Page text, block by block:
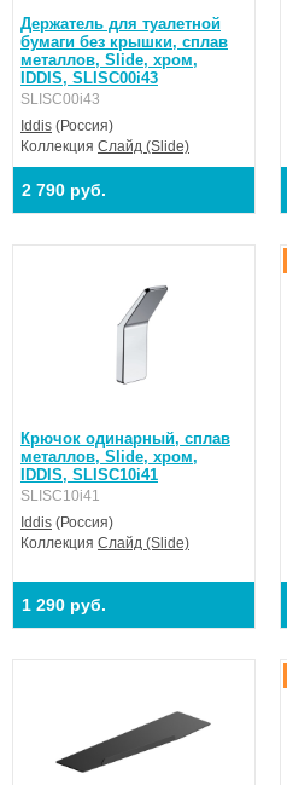
Держатель для туалетной
бумаги без крышки, сплав
металлов, Slide, хром,
IDDIS, SLISC00i43
SLISC00i43
Iddis (Россия)
Коллекция Слайд (Slide)
2 790 руб.
Крючок одинарный, сплав
металлов, Slide, хром,
IDDIS, SLISC10i41
SLISC10i41
Iddis (Россия)
Коллекция Слайд (Slide)
1 290 руб.